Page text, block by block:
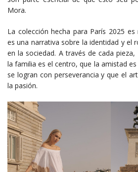
Mora.
La colección hecha para París 2025
es una narrativa sobre la identidad y el
en la sociedad. A través de cada
la familia es el centro, que la amistad
se logran con perseverancia y que el
la pasión.